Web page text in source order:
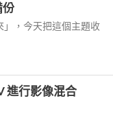
份
」，今天把這個主題收
進行影像混合